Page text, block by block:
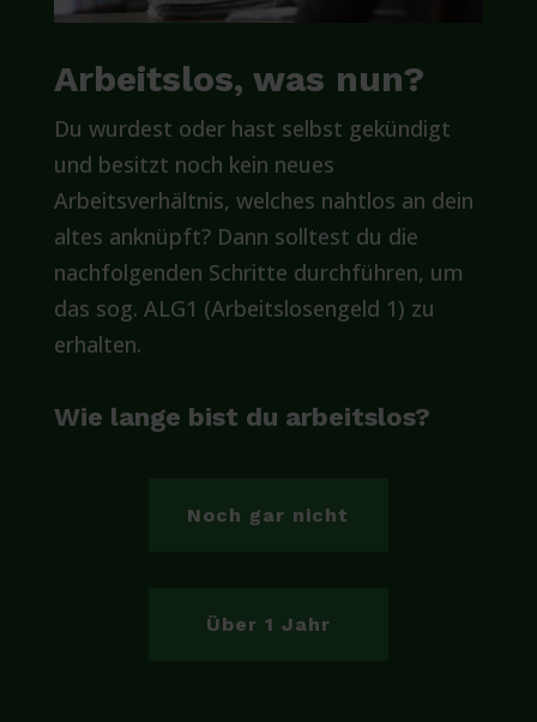
Arbeitslos, was nun?
Du wurdest oder hast selbst gekündigt
und besitzt noch kein neues
Arbeitsverhältnis, welches nahtlos an dein
altes anknüpft? Dann solltest du die
nachfolgenden Schritte durchführen, um
das sog. ALG1 (Arbeitslosengeld 1) zu
erhalten.
Wie lange bist du arbeitslos?
Noch gar nicht
Über 1 Jahr